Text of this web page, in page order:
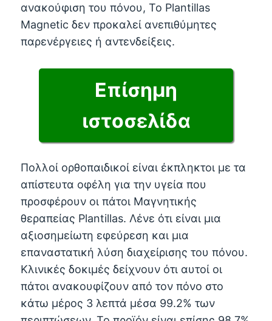
ανακούφιση του πόνου, Το Plantillas
Magnetic δεν προκαλεί ανεπιθύμητες
παρενέργειες ή αντενδείξεις.
Επίσημη
ιστοσελίδα
Πολλοί ορθοπαιδικοί είναι έκπληκτοι με τα
απίστευτα οφέλη για την υγεία που
προσφέρουν οι πάτοι Μαγνητικής
θεραπείας Plantillas. Λένε ότι είναι μια
αξιοσημείωτη εφεύρεση και μια
επαναστατική λύση διαχείρισης του πόνου.
Κλινικές δοκιμές δείχνουν ότι αυτοί οι
πάτοι ανακουφίζουν από τον πόνο στο
κάτω μέρος 3 λεπτά μέσα 99.2% των